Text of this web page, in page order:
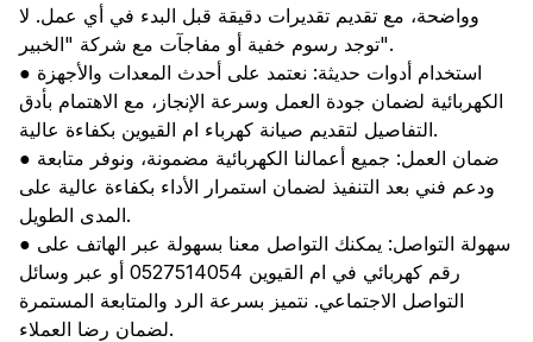
وواضحة، مع تقديم تقديرات دقيقة قبل البدء في أي عمل. لا
توجد رسوم خفية أو مفاجآت مع شركة "الخبير".
● استخدام أدوات حديثة: نعتمد على أحدث المعدات والأجهزة
الكهربائية لضمان جودة العمل وسرعة الإنجاز، مع الاهتمام بأدق
التفاصيل لتقديم صيانة كهرباء ام القيوين بكفاءة عالية.
● ضمان العمل: جميع أعمالنا الكهربائية مضمونة، ونوفر متابعة
ودعم فني بعد التنفيذ لضمان استمرار الأداء بكفاءة عالية على
المدى الطويل.
● سهولة التواصل: يمكنك التواصل معنا بسهولة عبر الهاتف على
رقم كهربائي في ام القيوين 0527514054 أو عبر وسائل
التواصل الاجتماعي. نتميز بسرعة الرد والمتابعة المستمرة
لضمان رضا العملاء.